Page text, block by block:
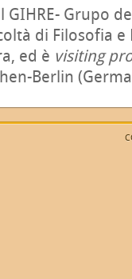
Grupo
di Filosofia e
ed è visiting
Berlin